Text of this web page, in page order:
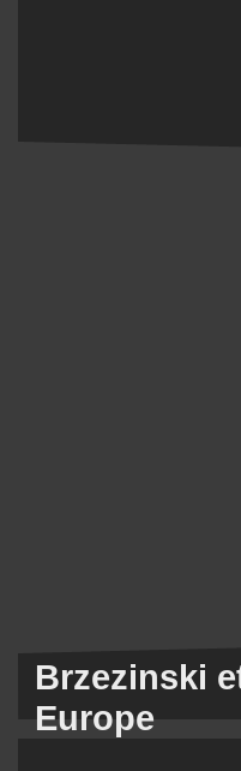
Brzezinski
Europe